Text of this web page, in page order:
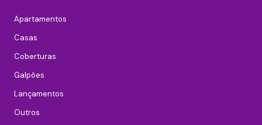
Apartamentos
Casas
Coberturas
Galpões
Lançamentos
Outros